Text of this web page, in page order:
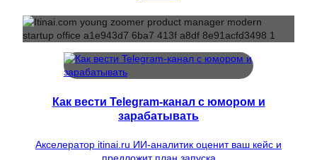
Как вести Telegram-канал с юмором и
зарабатывать
Акселератор itinai.ru ИИ-аналитик оценит ваш кейс и